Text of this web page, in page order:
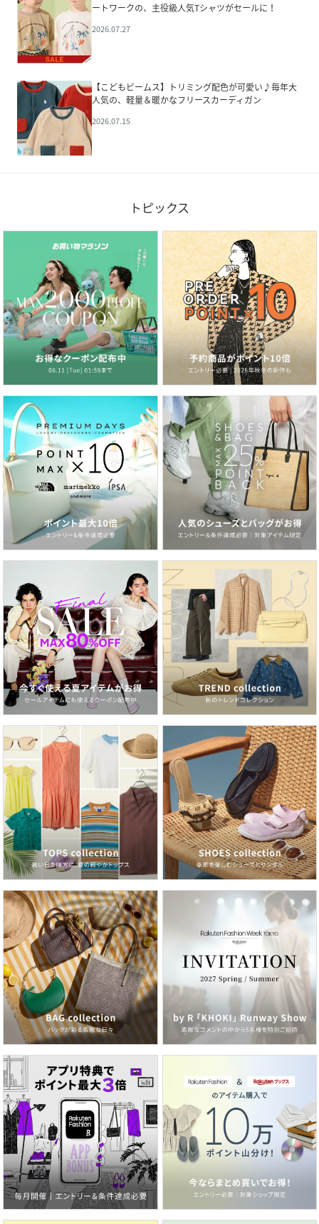
ートワークの、主役級人気Tシャツがセールに！
2026.07.27
【こどもビームス】トリミング配色が可愛い♪毎年大
人気の、軽量＆暖かなフリースカーディガン
2026.07.15
トピックス